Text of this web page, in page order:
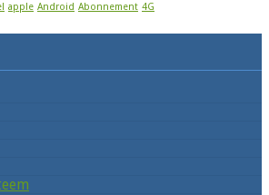
apple Android Abonnement 4G